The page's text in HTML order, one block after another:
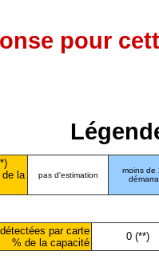
pour
la
pas d'estimation
moins de
par carte
% de la capacité
0 (**)